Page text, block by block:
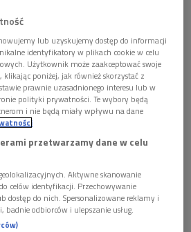
z organizmu chorego, które nie
ale koszt ich uzyskania jest
macierzyste (hESC) to zwykle
zarodka, które mogą dać początek
Niektórzy naukowcy uważają,
wytworzenie zamiennika
Oczywiście, pobieranie komórek
spory, stąd ciągłe
uzyskania hESC.
pobraniu komórek z ciała pacjenta -
lub uzyskujemy dostęp do informacji
identyfikatory w plikach cookie w celu
Użytkownik może zaakceptować swoje
poniżej, jak również skorzystać z
prawnie uzasadnionego interesu lub w
polityki prywatności. Te wybory będą
i nie będą miały wpływu na dane
przetwarzamy dane w celu
Aktywne skanowanie
celów identyfikacji. Przechowywanie
dostęp do nich. Spersonalizowane reklamy i
badnie odbiorców i ulepszanie usług.